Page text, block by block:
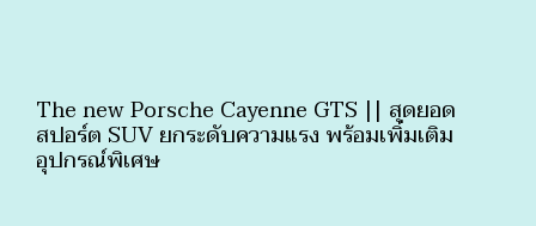
The new Porsche Cayenne GTS || สุดยอด
สปอร์ต SUV ยกระดับความแรง พร้อมเพิ่มเติม
อุปกรณ์พิเศษ